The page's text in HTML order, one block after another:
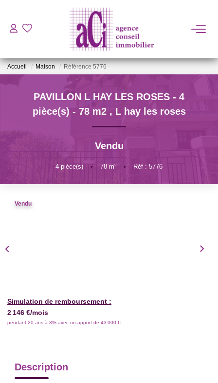
ACHETER
ESTIMER
BIENS VENDUS
Accueil Maison Référence 5776
PAVILLON L HAY LES ROSES - 4
pièce(s) - 78 m2 , L hay les roses
Vendu
4 pièce(s) • 78 m² • Réf : 5776
Vendu
Simulation de remboursement :
2 146 €/mois
pendant 20 ans à 3% avec un apport de 43 000 €
Description